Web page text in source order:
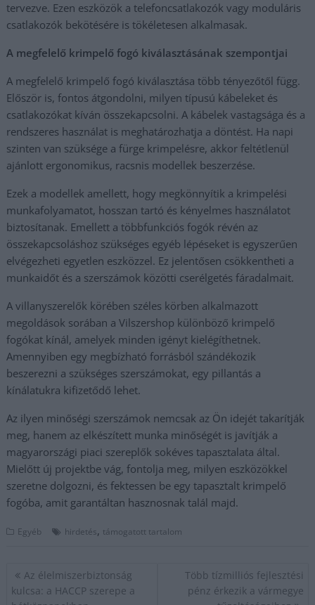
tervezve. Ezen eszközök a telefoncsatlakozók vagy moduláris
csatlakozók bekötésére is tökéletesen alkalmasak.
A megfelelő krimpelő fogó kiválasztásának szempontjai
A megfelelő krimpelő fogó kiválasztása több tényezőtől függ.
Először is, fontos átgondolni, milyen típusú kábeleket és
csatlakozókat kíván összekapcsolni. A kábelek vastagsága és a
rendszeres használat is meghatározhatja a döntést. Ha napi
szinten van szüksége a fürge krimpelésre, akkor feltétlenül
ajánlott ergonomikus, racsnis modellek beszerzése.
Ezek a modellek amellett, hogy megkönnyítik a krimpelési
munkafolyamatot, hosszan tartó és kényelmes használatot
biztosítanak. Emellett a többfunkciós fogók révén az
összekapcsoláshoz szükséges egyéb lépéseket is egyszerűen
elvégezheti egyetlen eszközzel. Ez jelentősen csökkentheti a
munkaidőt és a szerszámok közötti cserélgetés fáradalmait.
A villanyszerelők körében széles körben alkalmazott
megoldások sorában a Vilszershop különböző krimpelő
fogókat kínál, amelyek minden igényt kielégíthetnek.
Amennyiben egy megbízható forrásból szándékozik
beszerezni a szükséges szerszámokat, egy pillantás a
kínálatukra kifizetődő lehet.
Az ilyen minőségi szerszámok nemcsak az Ön idejét takarítják
meg, hanem az elkészített munka minőségét is javítják a
magyarországi piaci szereplők sokéves tapasztalata által.
Mielőtt új projektbe vág, fontolja meg, milyen eszközökkel
szeretne dolgozni, és fektessen be egy tapasztalt krimpelő
fogóba, amit garantáltan hasznosnak talál majd.
Egyéb hirdetés, támogatott tartalom
Bejegyzés
navigáció
Az élelmiszerbiztonság
kulcsa: a HACCP szerepe a
Több tízmilliós fejlesztési
pénz érkezik a vármegye